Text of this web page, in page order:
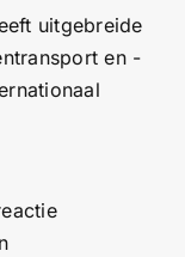
uitgebreide
en -